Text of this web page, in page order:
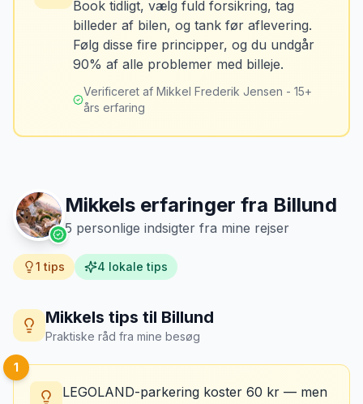
MJ
Mikkels erfaring Oktober 2024
“Jeg fotograferer altid bilen fra alle
vinkler ved afhentning. Det har reddet
Tank bilen op et par kilometer fra
lufthavnen dagen før aflevering. Priserne
er markant lavere.
Book tidligt, vælg fuld forsikring, tag
billeder af bilen, og tank før aflevering.
Følg disse fire principper, og du undgår
90% af alle problemer med billeje.
Verificeret af Mikkel Frederik Jensen - 15+
års erfaring
Mikkels erfaringer fra Billund
5 personlige indsigter fra mine rejser
1 tips 4 lokale tips
Mikkels tips til Billund
Praktiske råd fra mine besøg
1
LEGOLAND-parkering koster 60 kr — men